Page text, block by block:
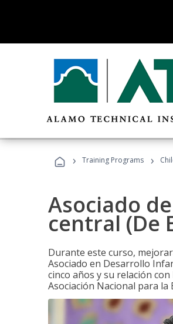
› Training Programs ›
Asociado
central (De
Durante este curso,
Asociado en Desarrollo
cinco años y su relación
Asociación Nacional para la